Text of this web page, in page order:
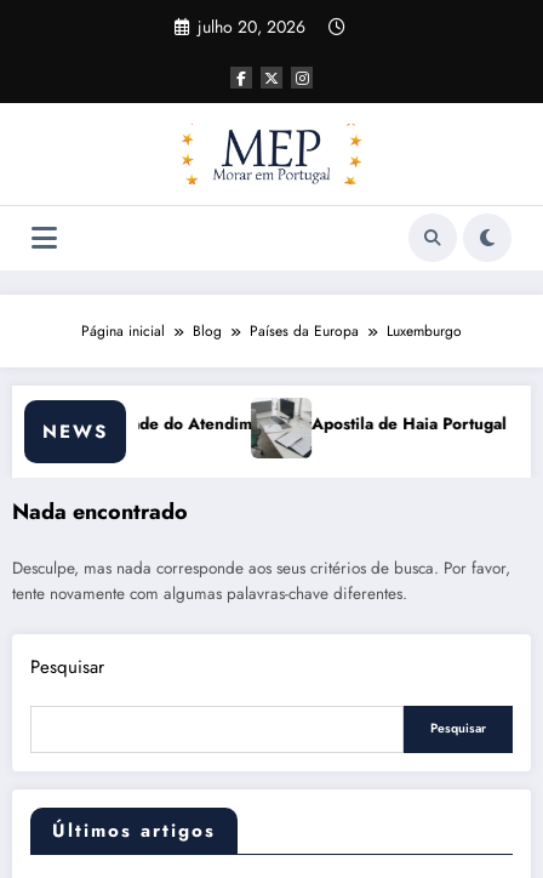
julho 20, 2026
Página inicial Blog Países da Europa Luxemburgo
NEWSApostila de Haia Portugal 2026: Efeitos Surpreendentes e
Nada encontrado
Desculpe, mas nada corresponde aos seus critérios de busca. Por favor,
tente novamente com algumas palavras-chave diferentes.
Pesquisar
Pesquisar
Últimos artigos